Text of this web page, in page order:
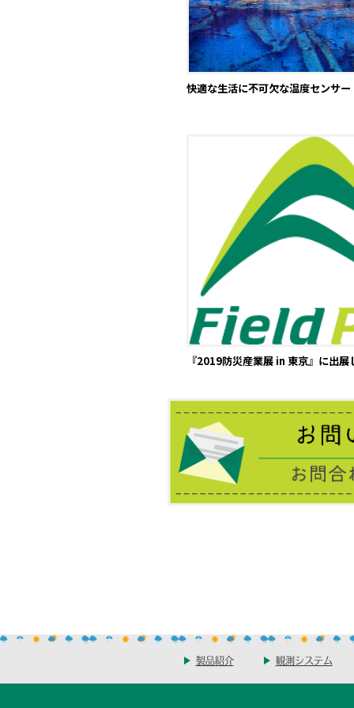
快適な生活に不可欠な温度センサー
『2019防災産業展 in 東京』に出展
製品紹介 観測システム